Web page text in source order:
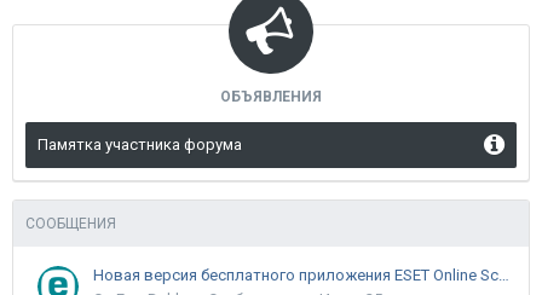
ОБЪЯВЛЕНИЯ
Памятка участника форума
СООБЩЕНИЯ
Новая версия бесплатного приложения ESET Online Scanner доступна пользователям